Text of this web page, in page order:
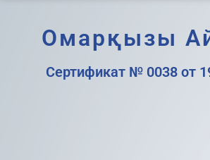
Омарқызы
Сертификат № 0038 от